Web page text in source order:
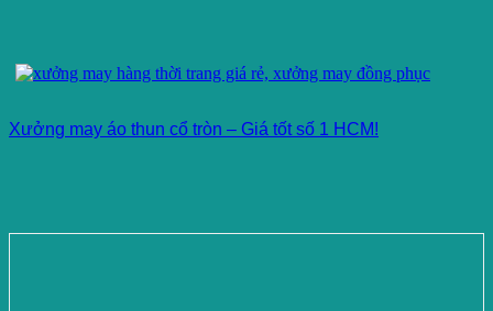
Xưởng may áo thun cổ tròn – Giá tốt số 1 HCM!